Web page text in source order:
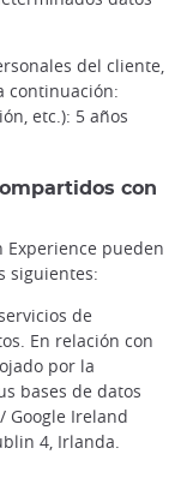
del cliente,
continuación:
etc.): 5 años
con
Experience pueden
siguientes:
de
En relación con
por la
bases de datos
Google Ireland
4, Irlanda.